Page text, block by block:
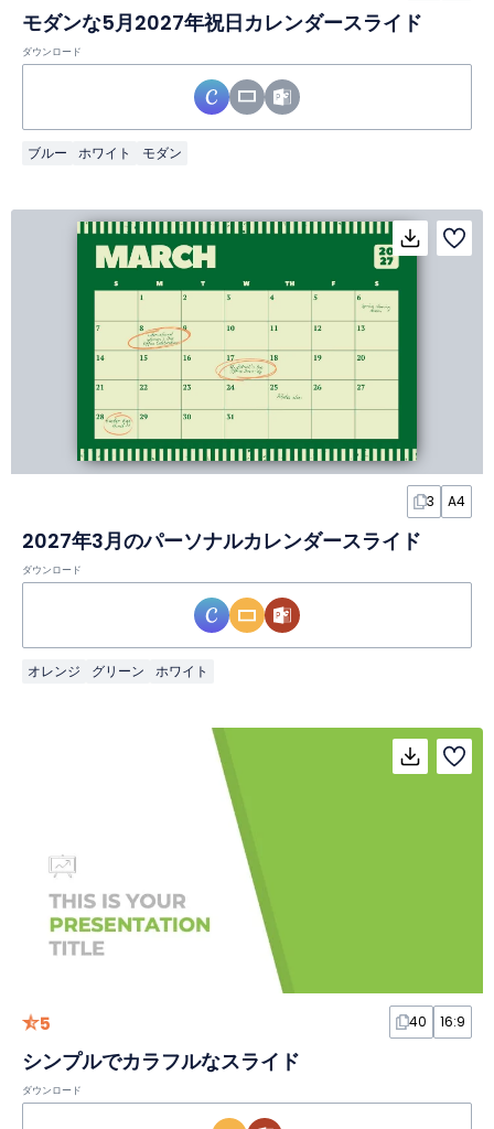
モダンな5月2027年祝日カレンダースライド
ダウンロード
ブルー ホワイト モダン
3 A4
2027年3月のパーソナルカレンダースライド
ダウンロード
オレンジ グリーン ホワイト
5 40 16:9
シンプルでカラフルなスライド
ダウンロード